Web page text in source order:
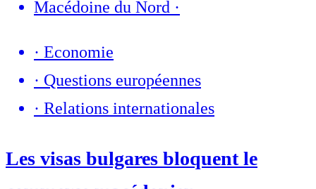
Macédoine du Nord ·
· Economie
· Questions européennes
· Relations internationales
Les visas bulgares bloquent le